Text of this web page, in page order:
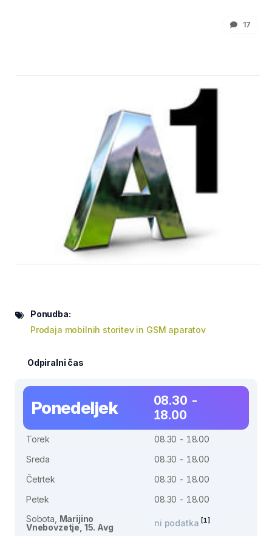
17
Ponudba:
Prodaja mobilnih storitev in GSM aparatov
Odpiralni čas
Ponedeljek
08.30 -
18.00
Torek
08.30 - 18.00
Sreda
08.30 - 18.00
Četrtek
08.30 - 18.00
Petek
08.30 - 18.00
Sobota, Marijino
Vnebovzetje, 15. Avg
ni podatka [1]